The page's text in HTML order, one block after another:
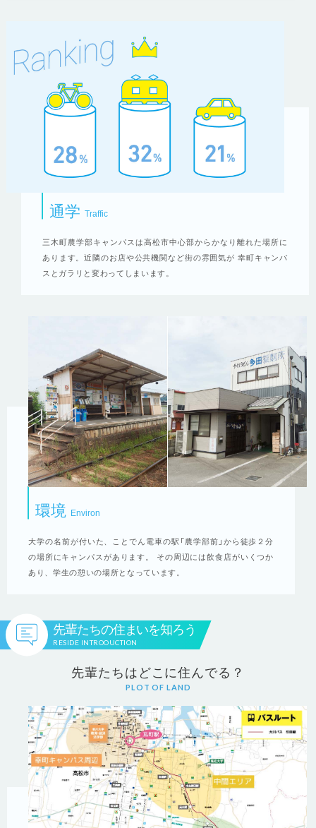
通学 Traffic
三木町農学部キャンパスは高松市中心部からかなり離れた場所に
あります。近隣のお店や公共機関など街の雰囲気が 幸町キャンパ
スとガラリと変わってしまいます。
環境 Environ
大学の名前が付いた、ことでん電車の駅「農学部前」から徒歩２分
の場所にキャンパスがあります。 その周辺には飲食店がいくつか
あり、学生の憩いの場所となっています。
先輩たちの住まいを知ろう
RESIDE INTROOUCTION
先輩たちはどこに住んでる？
PLOT OF LAND